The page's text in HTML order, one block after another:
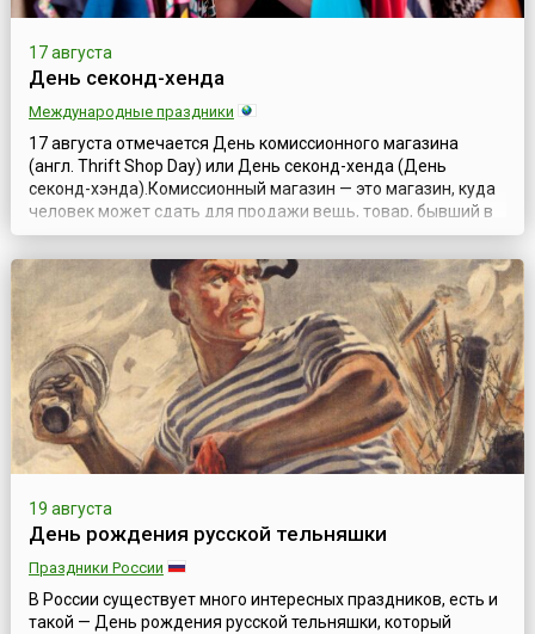
17 августа
День секонд-хенда
Международные праздники
17 августа отмечается День комиссионного магазина
(англ. Thrift Shop Day) или День секонд-хенда (День
секонд-хэнда).Комиссионный магазин — это магазин, куда
человек может сдать для продажи вещь, товар, бывший в
употреблении, подержанный, практически новый или даже
новый, в котором отсутствует необходимость. Хозяин
комиссионного магазина проверяет состояние товара
перед тем, как принять его у в...
19 августа
День рождения русской тельняшки
Праздники России
В России существует много интересных праздников, есть и
такой — День рождения русской тельняшки, который